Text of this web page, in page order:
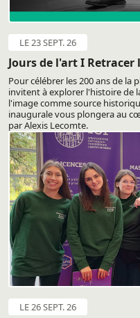
LE 23 SEPT. 26
Jours de l'art I Retracer
Pour célébrer les 200 ans de la
invitent à explorer l'histoire de
l'image comme source
inaugurale vous plongera au
par Alexis Lecomte.
LE 26 SEPT. 26